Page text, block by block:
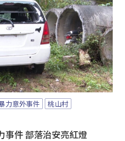
力意外事件
桃山村
事件 部落治安亮紅燈